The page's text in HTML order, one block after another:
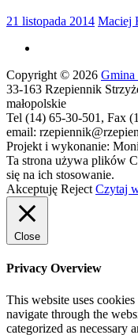
21 listopada 2014 Maciej
Copyright © 2026 Gmina
33-163 Rzepiennik
małopolskie
Tel (14) 65-30-501, Fax
email:
Projekt i wykonanie:
Ta strona używa plików
się na ich stosowanie.
Akceptuję Reject Czytaj
Close
Privacy Overview
This website uses
navigate through the
categorized as necessary